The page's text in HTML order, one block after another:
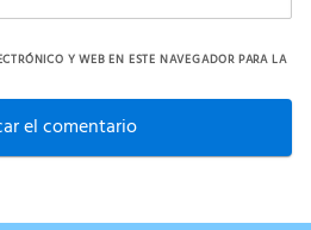
Y WEB EN ESTE NAVEGADOR PARA LA